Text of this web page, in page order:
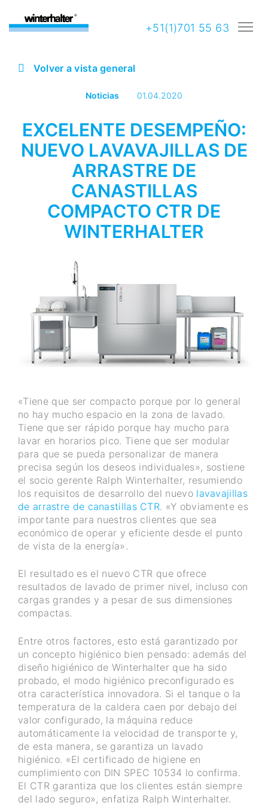
+51(1)701 55 63
Volver a vista general
Noticias 01.04.2020
EXCELENTE DESEMPEÑO:
NUEVO LAVAVAJILLAS DE
ARRASTRE DE
CANASTILLAS
COMPACTO CTR DE
WINTERHALTER
«Tiene que ser compacto porque por lo general
no hay mucho espacio en la zona de lavado.
Tiene que ser rápido porque hay mucho para
lavar en horarios pico. Tiene que ser modular
para que se pueda personalizar de manera
precisa según los deseos individuales», sostiene
el socio gerente Ralph Winterhalter, resumiendo
los requisitos de desarrollo del nuevo lavavajillas
de arrastre de canastillas CTR. «Y obviamente es
importante para nuestros clientes que sea
económico de operar y eficiente desde el punto
de vista de la energía».
El resultado es el nuevo CTR que ofrece
resultados de lavado de primer nivel, incluso con
cargas grandes y a pesar de sus dimensiones
compactas.
Entre otros factores, esto está garantizado por
un concepto higiénico bien pensado: además del
diseño higiénico de Winterhalter que ha sido
probado, el modo higiénico preconfigurado es
otra característica innovadora. Si el tanque o la
temperatura de la caldera caen por debajo del
valor configurado, la máquina reduce
automáticamente la velocidad de transporte y,
de esta manera, se garantiza un lavado
higiénico. «El certificado de higiene en
cumplimiento con DIN SPEC 10534 lo confirma.
El CTR garantiza que los clientes están siempre
del lado seguro», enfatiza Ralph Winterhalter.